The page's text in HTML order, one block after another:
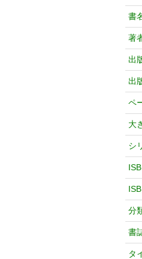
書
著
出
出
ペ
大
シ
分
書
タ